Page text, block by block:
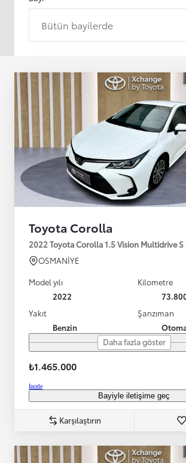
Bütün bayilerde
Toyota Corolla
2022 Toyota Corolla 1.5 Vision Multidrive S
OSMANİYE
Model yılı
2022
Kilometre
Yakıt
Benzin
Şanzıman
Daha fazla göster
₺1.465.000
İncele
Bayiyle iletişime geç
Karşılaştırın